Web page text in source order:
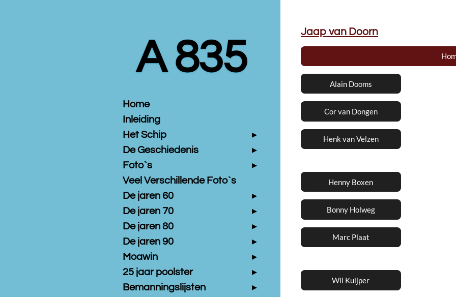
Jaap van Doorn
Alain Dooms
Cor van Dongen
Henk van Velzen
Henny Boxen
Bonny Holweg
Marc Plaat
Wil Kuijper
A 835
Home
Inleiding
Het Schip
De Geschiedenis
Foto`s
Veel Verschillende Foto`s
De jaren 60
De jaren 70
De jaren 80
De jaren 90
Moawin
25 jaar poolster
Bemanningslijsten